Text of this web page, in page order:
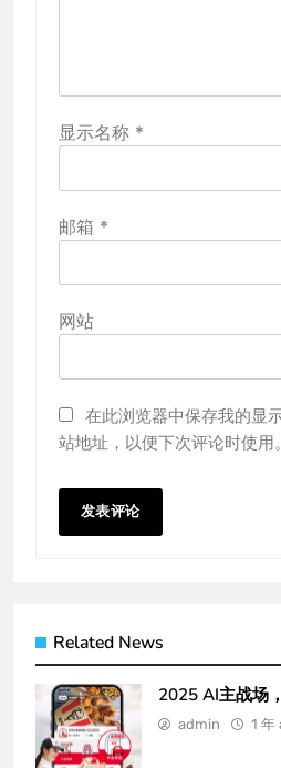
显示名称 *
邮箱 *
网站
在此浏览器中保存我的显
站地址，以便下次评论时使用。
Related News
2025 AI主战场
admin 1 年